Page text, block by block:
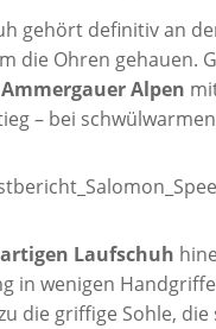
gehört definitiv an
die Ohren gehauen.
Alpen
– bei
Laufschuh
in wenigen
die griffige Sohle,